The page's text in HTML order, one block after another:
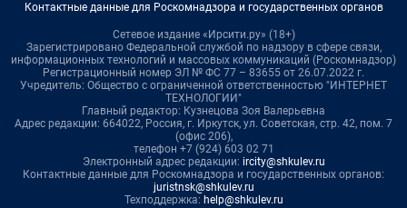
Контактные данные для Роскомнадзора и государственных органов
Сетевое издание «Ирсити.ру» (18+)
Зарегистрировано Федеральной службой по надзору в сфере связи,
информационных технологий и массовых коммуникаций (Роскомнадзор)
Регистрационный номер ЭЛ № ФС 77 – 83655 от 26.07.2022 г.
Учредитель: Общество с ограниченной ответственностью "ИНТЕРНЕТ
ТЕХНОЛОГИИ"
Главный редактор: Кузнецова Зоя Валерьевна
Адрес редакции: 664022, Россия, г. Иркутск, ул. Советская, стр. 42, пом. 7
(офис 206),
телефон +7 (924) 603 02 71
Электронный адрес редакции: ircity@shkulev.ru
Контактные данные для Роскомнадзора и государственных органов:
juristnsk@shkulev.ru
Техподдержка: help@shkulev.ru